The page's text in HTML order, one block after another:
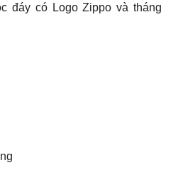
đáy có Logo Zippo và tháng